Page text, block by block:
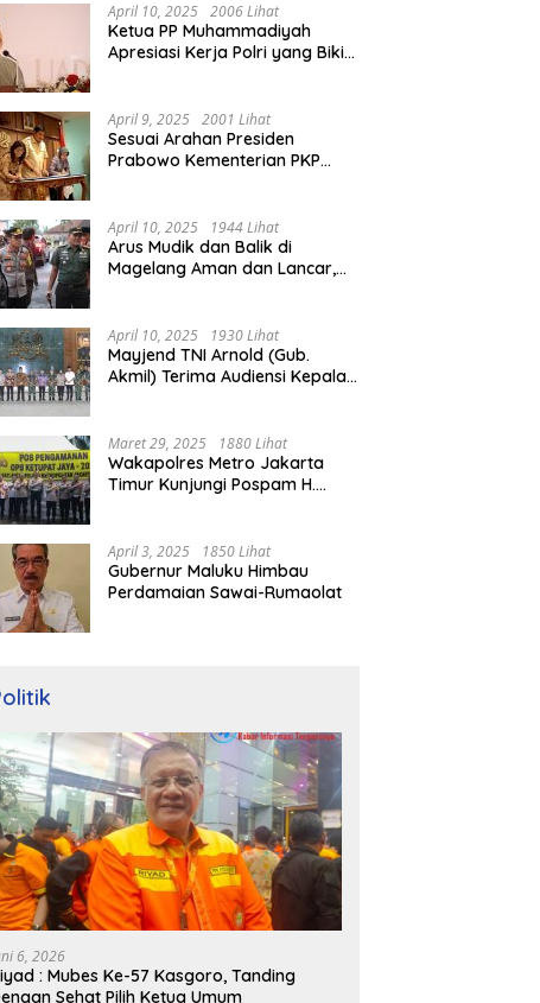
April 10, 2025 2006 Lihat
Ketua PP Muhammadiyah
Apresiasi Kerja Polri yang Bikin
April 9, 2025 2001 Lihat
Sesuai Arahan Presiden
Prabowo Kementerian PKP
April 10, 2025 1944 Lihat
Arus Mudik dan Balik di
Magelang Aman dan Lancar,
April 10, 2025 1930 Lihat
Mayjend TNI Arnold (Gub.
Akmil) Terima Audiensi Kepala
Maret 29, 2025 1880 Lihat
Wakapolres Metro Jakarta
Timur Kunjungi Pospam H.
April 3, 2025 1850 Lihat
Gubernur Maluku Himbau
Perdamaian Sawai-Rumaolat
6, 2026
: Mubes Ke-57 Kasgoro, Tanding
Sehat Pilih Ketua Umum